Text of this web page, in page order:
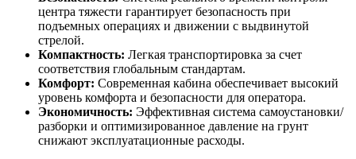
центра тяжести гарантирует безопасность при
подъемных операциях и движении с выдвинутой
стрелой.
Компактность: Легкая транспортировка за счет
соответствия глобальным стандартам.
Комфорт: Современная кабина обеспечивает высокий
уровень комфорта и безопасности для оператора.
Экономичность: Эффективная система самоустановки/
разборки и оптимизированное давление на грунт
снижают эксплуатационные расходы.